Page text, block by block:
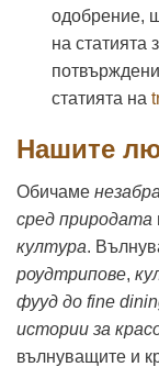
одобрение,
на статията
статията на
Нашите
Обичаме
сред природата
култура.
роудтрипове,
фууд до fine
истории за
вълнуващите и